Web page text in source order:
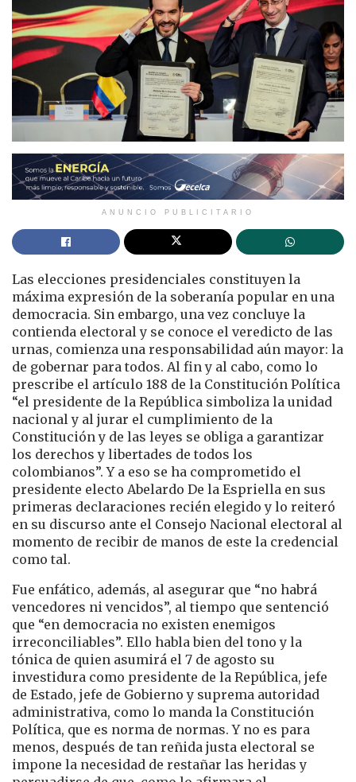
ANUNCIO PUBLICITARIO
Las elecciones presidenciales constituyen la
máxima expresión de la soberanía popular en una
democracia. Sin embargo, una vez concluye la
contienda electoral y se conoce el veredicto de las
urnas, comienza una responsabilidad aún mayor: la
de gobernar para todos. Al fin y al cabo, como lo
prescribe el artículo 188 de la Constitución Política
“el presidente de la República simboliza la unidad
nacional y al jurar el cumplimiento de la
Constitución y de las leyes se obliga a garantizar
los derechos y libertades de todos los
colombianos”. Y a eso se ha comprometido el
presidente electo Abelardo De la Espriella en sus
primeras declaraciones recién elegido y lo reiteró
en su discurso ante el Consejo Nacional electoral al
momento de recibir de manos de este la credencial
como tal.
Fue enfático, además, al asegurar que “no habrá
vencedores ni vencidos”, al tiempo que sentenció
que “en democracia no existen enemigos
irreconciliables”. Ello habla bien del tono y la
tónica de quien asumirá el 7 de agosto su
investidura como presidente de la República, jefe
de Estado, jefe de Gobierno y suprema autoridad
administrativa, como lo manda la Constitución
Política, que es norma de normas. Y no es para
menos, después de tan reñida justa electoral se
impone la necesidad de restañar las heridas y